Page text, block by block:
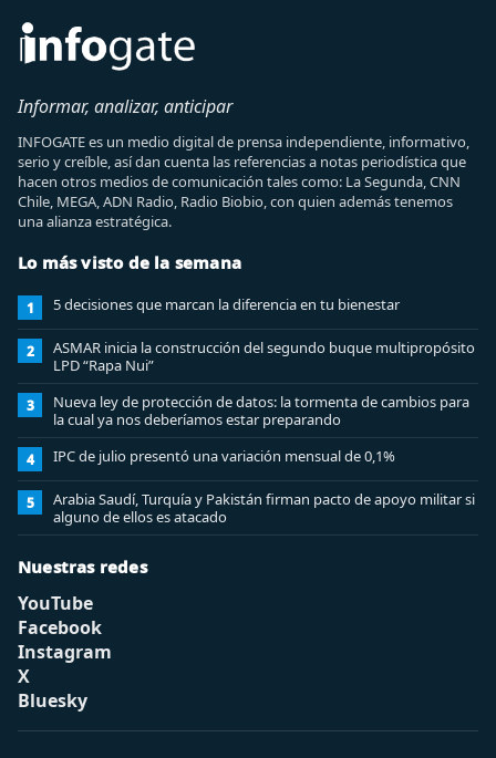
Informar, analizar, anticipar
INFOGATE es un medio digital de prensa independiente, informativo,
serio y creíble, así dan cuenta las referencias a notas periodística que
hacen otros medios de comunicación tales como: La Segunda, CNN
Chile, MEGA, ADN Radio, Radio Biobio, con quien además tenemos
una alianza estratégica.
Lo más visto de la semana
1 5 decisiones que marcan la diferencia en tu bienestar
2
ASMAR inicia la construcción del segundo buque multipropósito
LPD “Rapa Nui”
3
Nueva ley de protección de datos: la tormenta de cambios para
la cual ya nos deberíamos estar preparando
4 IPC de julio presentó una variación mensual de 0,1%
5
Arabia Saudí, Turquía y Pakistán firman pacto de apoyo militar si
alguno de ellos es atacado
Nuestras redes
YouTube
Facebook
Instagram
X
Bluesky